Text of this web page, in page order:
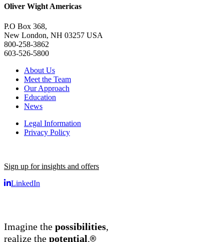
Oliver Wight Americas
P.O Box 368,
New London, NH 03257 USA
800-258-3862
603-526-5800
About Us
Meet the Team
Our Approach
Education
News
Legal Information
Privacy Policy
Sign up for insights and offers
LinkedIn
Imagine the possibilities,
realize the potential.®